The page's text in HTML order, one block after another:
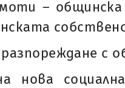
–
разпореждане с
нова